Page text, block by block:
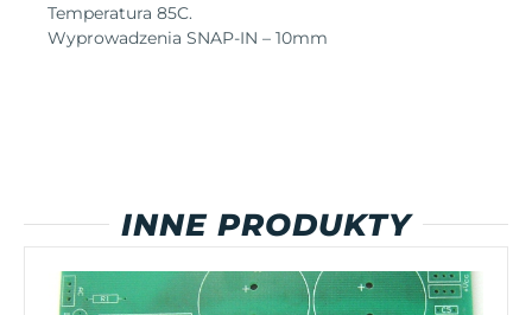
Temperatura 85C.
Wyprowadzenia SNAP-IN – 10mm
INNE PRODUKTY